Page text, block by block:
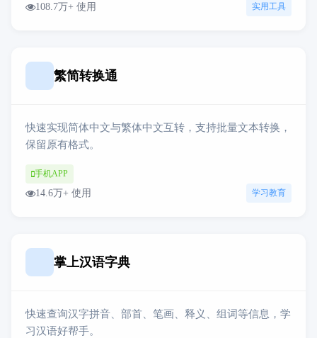
108.7万+ 使用 实用工具
繁简转换通
快速实现简体中文与繁体中文互转，支持批量文本转换，
保留原有格式。
手机APP
14.6万+ 使用 学习教育
掌上汉语字典
快速查询汉字拼音、部首、笔画、释义、组词等信息，学
习汉语好帮手。